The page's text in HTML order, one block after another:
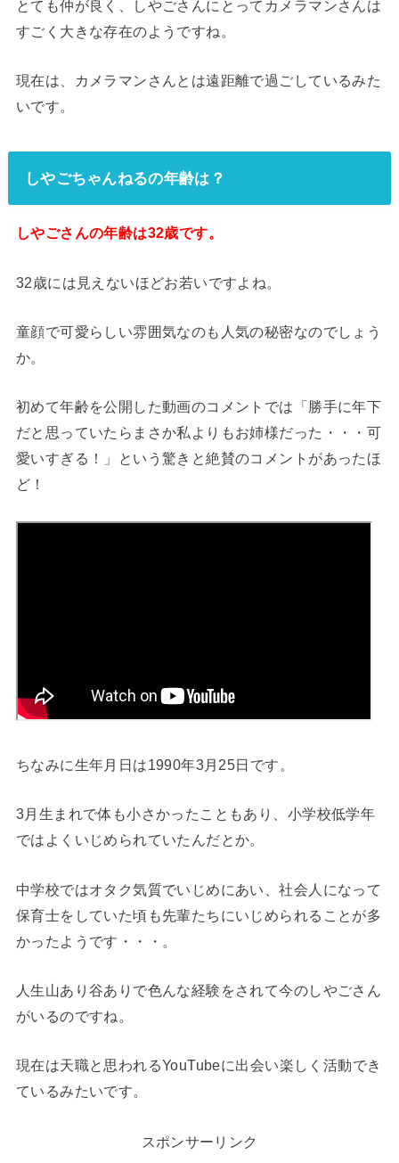
とても仲が良く、しやごさんにとってカメラマンさんは
すごく大きな存在のようですね。
現在は、カメラマンさんとは遠距離で過ごしているみた
いです。
しやごちゃんねるの年齢は？
しやごさんの年齢は32歳です。
32歳には見えないほどお若いですよね。
童顔で可愛らしい雰囲気なのも人気の秘密なのでしょう
か。
初めて年齢を公開した動画のコメントでは「勝手に年下
だと思っていたらまさか私よりもお姉様だった・・・可
愛いすぎる！」という驚きと絶賛のコメントがあったほ
ど！
ちなみに生年月日は1990年3月25日です。
3月生まれで体も小さかったこともあり、小学校低学年
ではよくいじめられていたんだとか。
中学校ではオタク気質でいじめにあい、社会人になって
保育士をしていた頃も先輩たちにいじめられることが多
かったようです・・・。
人生山あり谷ありで色んな経験をされて今のしやごさん
がいるのですね。
現在は天職と思われるYouTubeに出会い楽しく活動でき
ているみたいです。
スポンサーリンク